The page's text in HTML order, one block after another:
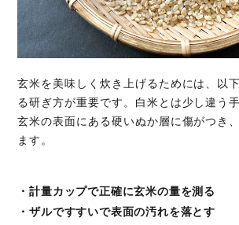
玄米を美味しく炊き上げるためには、以
る研ぎ方が重要です。白米とは少し違う
玄米の表面にある硬いぬか層に傷がつき
ます。
・計量カップで正確に玄米の量を測る
・ザルですすいで表面の汚れを落とす